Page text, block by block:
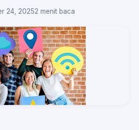
24, 20252 menit baca